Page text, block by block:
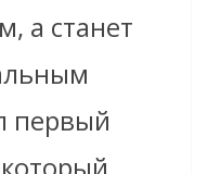
а станет
первый